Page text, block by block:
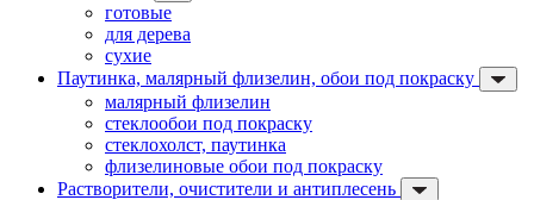
готовые
для дерева
сухие
Паутинка, малярный флизелин, обои под покраску
малярный флизелин
стеклообои под покраску
стеклохолст, паутинка
флизелиновые обои под покраску
Растворители, очистители и антиплесень